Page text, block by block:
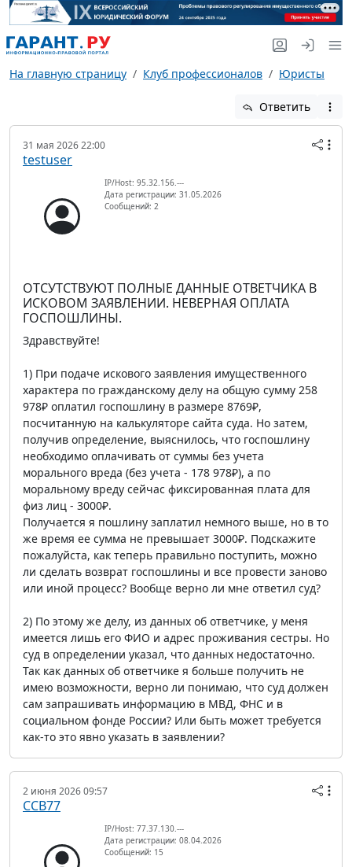
На главную страницу Клуб профессионалов Юристы
Ответить
31 мая 2026 22:00
testuser
IP/Host: 95.32.156.---
Дата регистрации: 31.05.2026
Сообщений: 2
ОТСУТСТВУЮТ ПОЛНЫЕ ДАННЫЕ ОТВЕТЧИКА В
ИСКОВОМ ЗАЯВЛЕНИИ. НЕВЕРНАЯ ОПЛАТА
ГОСПОШЛИНЫ.
Здравствуйте!
1) При подаче искового заявления имущественного
характера по гражданскому делу на общую сумму 258
978₽ оплатил госпошлину в размере 8769₽,
посчитанную на калькуляторе сайта суда. Но затем,
получив определение, выяснилось, что госпошлину
необходимо оплачивать от суммы без учета
морального вреда (без учета - 178 978₽), а по
моральному вреду сейчас фиксированная плата для
физ лиц - 3000₽.
Получается я пошлину заплатил немного выше, но в то
же время ее сумма не превышает 3000₽. Подскажите
пожалуйста, как теперь правильно поступить, можно
ли сделать возврат госпошлины и все провести заново
или иной процесс? Вообще верно ли мне ответил суд?
2) По этому же делу, из данных об ответчике, у меня
имеется лишь его ФИО и адрес проживания сестры. Но
суд в определении указал, что данных недостаточно.
Так как данных об ответчике я больше получить не
имею возможности, верно ли понимаю, что суд должен
сам запрашивать информацию в МВД, ФНС и в
социальном фонде России? Или быть может требуется
как-то это явно указать в заявлении?
2 июня 2026 09:57
ССВ77
IP/Host: 77.37.130.---
Дата регистрации: 08.04.2026
Сообщений: 15